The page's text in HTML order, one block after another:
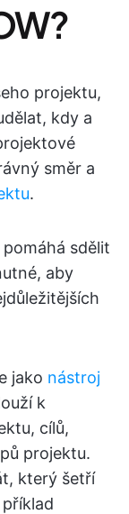
projektu,
kdy a
směr a
.
sdělit
aby
jako nástroj
k
cílů,
projektu.
který šetří